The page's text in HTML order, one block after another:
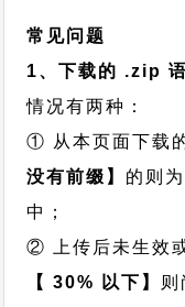
常见问题
1、下载的 .zip
情况有两种：
① 从本页面下载
没有前缀】 的则
中；
② 上传后未生效
【 30% 以下】